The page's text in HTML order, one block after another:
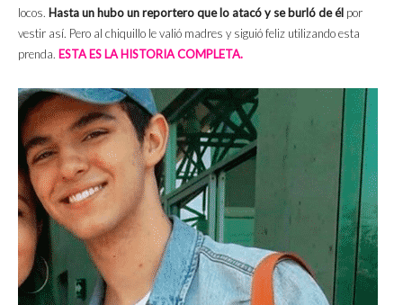
locos. Hasta un hubo un reportero que lo atacó y se burló de él por
vestir así. Pero al chiquillo le valió madres y siguió feliz utilizando esta
prenda. ESTA ES LA HISTORIA COMPLETA.